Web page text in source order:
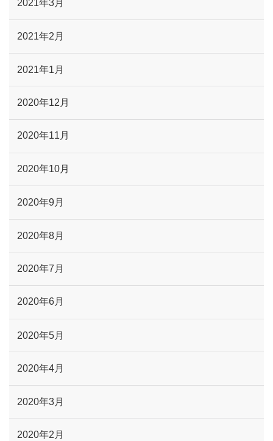
2021年3月
2021年2月
2021年1月
2020年12月
2020年11月
2020年10月
2020年9月
2020年8月
2020年7月
2020年6月
2020年5月
2020年4月
2020年3月
2020年2月